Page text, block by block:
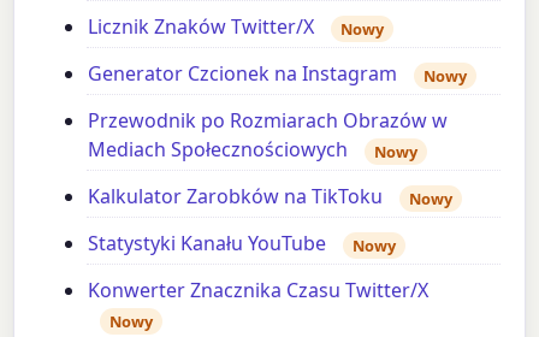
Licznik Znaków Twitter/X Nowy
Generator Czcionek na Instagram Nowy
Przewodnik po Rozmiarach Obrazów w
Mediach Społecznościowych
Nowy
Kalkulator Zarobków na TikToku Nowy
Statystyki Kanału YouTube Nowy
Konwerter Znacznika Czasu Twitter/X
Nowy